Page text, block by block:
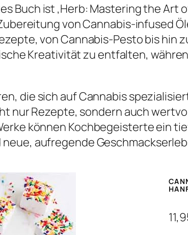
Buch ist ‚Herb: Mastering the Art
von Cannabis-infused
von Cannabis-Pesto bis hin
Kreativität zu entfalten,
die sich auf Cannabis
nur Rezepte, sondern auch
können Kochbegeisterte ein
aufregende